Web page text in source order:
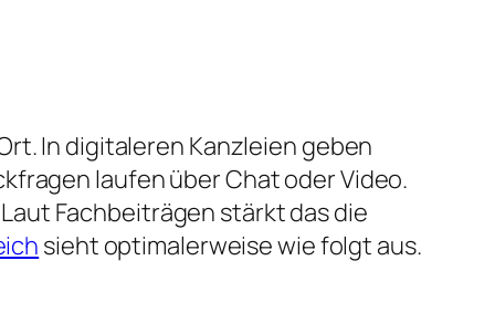
In digitaleren Kanzleien geben
laufen über Chat oder Video.
Fachbeiträgen stärkt das die
sieht optimalerweise wie folgt aus.